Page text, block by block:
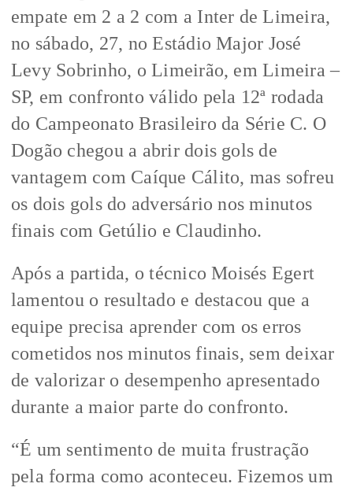
empate em 2 a 2 com a Inter de Limeira,
no sábado, 27, no Estádio Major José
Levy Sobrinho, o Limeirão, em Limeira –
SP, em confronto válido pela 12ª rodada
do Campeonato Brasileiro da Série C. O
Dogão chegou a abrir dois gols de
vantagem com Caíque Cálito, mas sofreu
os dois gols do adversário nos minutos
finais com Getúlio e Claudinho.
Após a partida, o técnico Moisés Egert
lamentou o resultado e destacou que a
equipe precisa aprender com os erros
cometidos nos minutos finais, sem deixar
de valorizar o desempenho apresentado
durante a maior parte do confronto.
“É um sentimento de muita frustração
pela forma como aconteceu. Fizemos um